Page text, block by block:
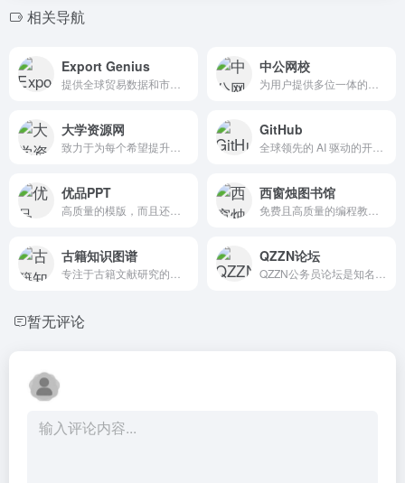
相关导航
Export Genius 中公网校
大学资源网 GitHub
优品PPT 西窗烛图书馆
古籍知识图谱 QZZN论坛
暂无评论